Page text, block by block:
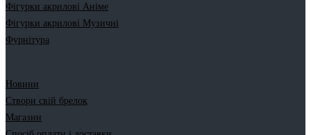
Фігурки акрилові Аніме
Фігурки акрилові Музичні
Фурнітура
Новини
Створи свій брелок
Магазин